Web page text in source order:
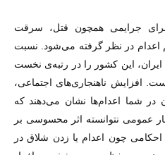
جرایمی همچون قتل، سرقت
اعدام در نظر گرفته می‌شود. نسبت
ایران، این کشور را در رتبه‌ی نخست
افزایش ناهنجاری‌های اجتماعی،
در شما اعدام‌ها نشان می‌دهند که
عمومی نتوانسته اثر محسوسی بر
چون اعدام یا زدن شلاق در